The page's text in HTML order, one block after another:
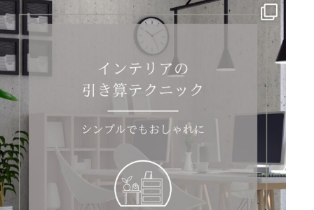
✨ シンプルでもおしゃれ！インテリアの引き算テクニック ✨
...